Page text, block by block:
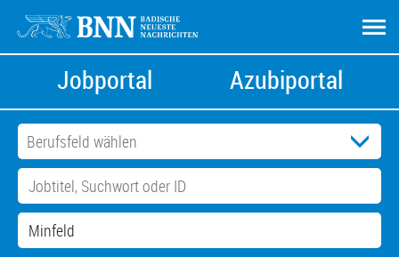
Jobportal Azubiportal